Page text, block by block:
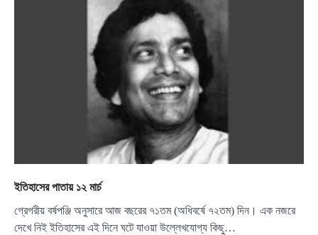
ইতিহাসের পাতায় ১২ মার্চ
গ্রেগরীয় বর্ষপঞ্জি অনুসারে আজ বছরের ৭১তম (অধিবর্ষে ৭২তম) দিন। এক নজরে
দেখে নিই ইতিহাসের এই দিনে ঘটে যাওয়া উল্লেখযোগ্য কিছু…